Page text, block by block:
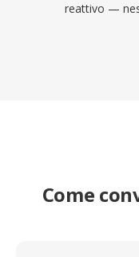
reattivo —
Come